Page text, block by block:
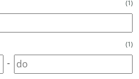
(1)
(1)
-